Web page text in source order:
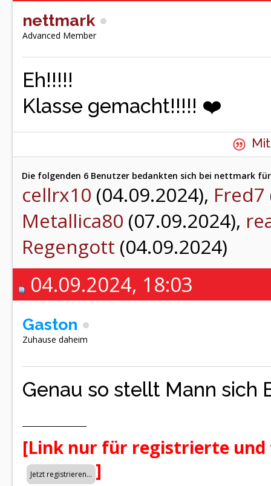
nettmark
Advanced Member
Eh!!!!!
Klasse gemacht!!!!! ❤️
Die folgenden 6 Benutzer bedankten sich bei nettmark
cellrx10 (04.09.2024), Fred7
Metallica80 (07.09.2024),
Regengott (04.09.2024)
04.09.2024, 18:03
Gaston
Zuhause daheim
Genau so stellt Mann sich
[Link nur für registrierte
]